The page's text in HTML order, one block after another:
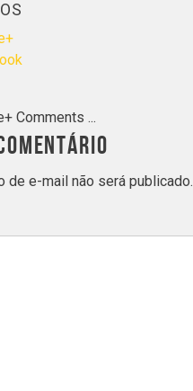
Comments ...
de e-mail não será publicado.